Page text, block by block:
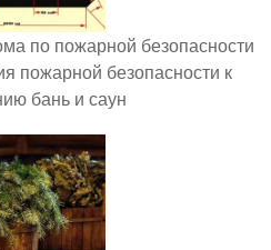
по пожарной безопасности
пожарной безопасности к
бань и саун